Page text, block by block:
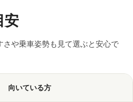
安
や乗車姿勢も見て選ぶと安心で
向いている方